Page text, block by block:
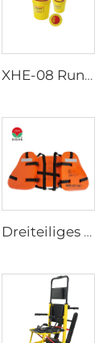
XHE-08 Runder Medizinischer Scharfenbehälter
Dreiteiliges Arbeitsleben Weste für Erwachsene